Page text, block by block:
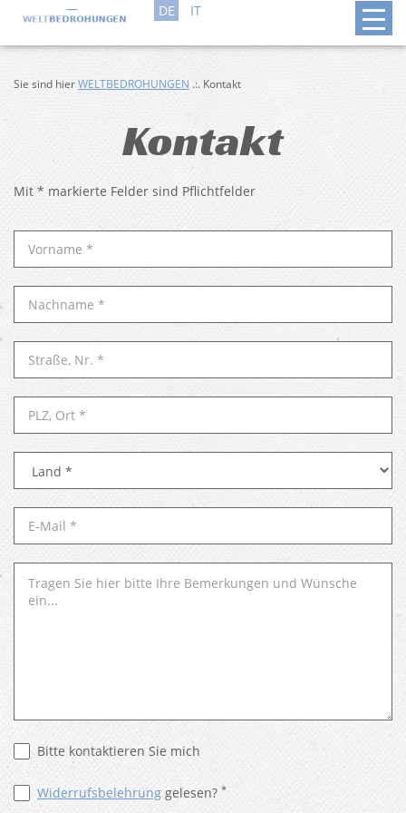
DE IT
Sie sind hierWELTBEDROHUNGEN .:. Kontakt
Kontakt
Mit * markierte Felder sind Pflichtfelder
Bitte kontaktieren Sie mich
Widerrufsbelehrung gelesen? *